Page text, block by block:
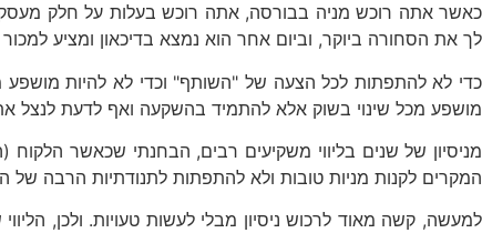
כאשר אתה רוכש מניה בבורסה, אתה רוכש בעלות על חלק
לך את הסחורה ביוקר, וביום אחר הוא נמצא בדיכאון ומציע
כדי לא להתפתות לכל הצעה של "השותף" וכדי לא להיות מושפע
מושפע מכל שינוי בשוק אלא להתמיד בהשקעה ואף לדעת לנצל
מניסיון של שנים בליווי משקיעים רבים, הבחנתי שכאשר
המקרים לקנות מניות טובות ולא להתפתות לתנודתיות הרבה של
למעשה, קשה מאוד לרכוש ניסיון מבלי לעשות טעויות. ולכן,